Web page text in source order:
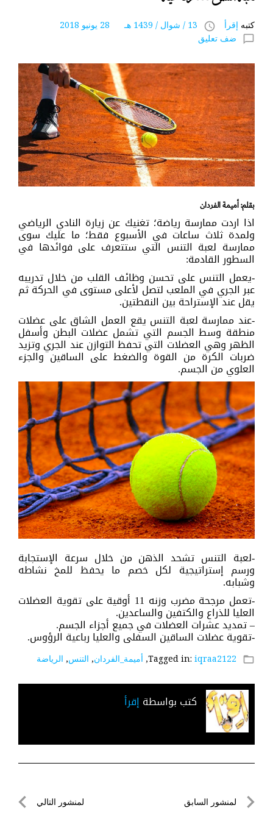
كتبه إقرأ access_time 13 / شوال / 1439 هـ 28 يونيو 2018
chat_bubble_outline ضف تعليق
بقلم: أميمة الفردان
اذا اردت ممارسة رياضة؛ تغنيك عن زيارة النادي الرياضي
ولمدة ثلاث ساعات في الأسبوع فقط؛ ما عليك سوى
ممارسة لعبة التنس التي ستتعرف على فوائدها في
السطور القادمة:
-يعمل التنس على تحسن وظائف القلب من خلال تدريبه
عبر الجري في الملعب لتصل لأعلى مستوى في الحركة ثم
يقل عند الإستراحة بين النقطتين.
-عند ممارسة لعبة التنس يقع العمل الشاق على عضلات
منطقة وسط الجسم التي تشمل عضلات البطن وأسفل
الظهر وهي العضلات التي تحفظ التوازن عند الجري وتزيد
ضربات الكرة من القوة والضغط على الساقين والجزء
العلوي من الجسم.
-لعبة التنس تشحد الذهن من خلال سرعة الإستجابة
ورسم إستراتيجية لكل خصم ما يحفظ للمخ نشاطه
وشبابه.
-تعمل مرجحة مضرب وزنه 11 أوقية على تقوية العضلات
العليا للذراع والكتفين والساعدين.
– تمديد عشرات العضلات في جميع أجزاء الجسم.
-تقوية عضلات الساقين السفلى والعليا رباعية الرؤوس.
folder_open
Tagged in: iqraa2122
, أميمة_الفردان, التنس, الرياضة
كتب بواسطة إقرأ
تصفّحلمنشور السابق لمنشور التالي